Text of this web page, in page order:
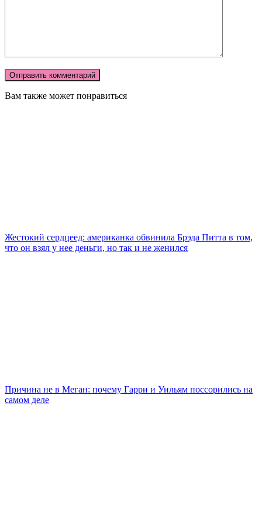
Вам также может понравиться
Жестокий сердцеед: американка обвинила Брэда Питта в том,
что он взял у нее деньги, но так и не женился
Причина не в Меган: почему Гарри и Уильям поссорились на
самом деле